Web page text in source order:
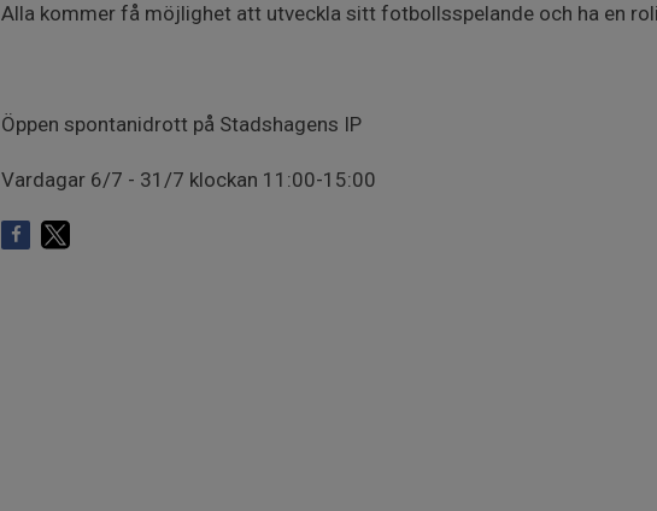
Alla kommer få möjlighet att utveckla sitt fotbollsspelande och ha en
Öppen spontanidrott på Stadshagens IP
Vardagar 6/7 - 31/7 klockan 11:00-15:00